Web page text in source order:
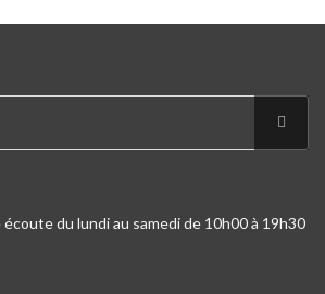
du lundi au samedi de 10h00 à 19h30